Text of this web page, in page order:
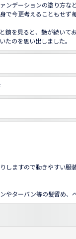
ンデーションの塗り方な
で今更考えることもせ
鏡を見ると、艶が続い
たのを思い出しました。
しますので動きやすい服
やターバン等の髪留め、